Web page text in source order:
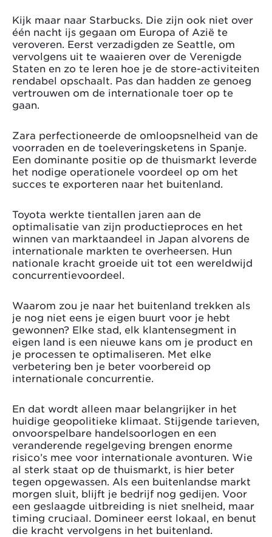
Kijk maar naar Starbucks. Die zijn ook niet over
één nacht ijs gegaan om Europa of Azië te
veroveren. Eerst verzadigden ze Seattle, om
vervolgens uit te waaieren over de Verenigde
Staten en zo te leren hoe je de store-activiteiten
rendabel opschaalt. Pas dan hadden ze genoeg
vertrouwen om de internationale toer op te
gaan.
Zara perfectioneerde de omloopsnelheid van de
voorraden en de toeleveringsketens in Spanje.
Een dominante positie op de thuismarkt leverde
het nodige operationele voordeel op om het
succes te exporteren naar het buitenland.
Toyota werkte tientallen jaren aan de
optimalisatie van zijn productieproces en het
winnen van marktaandeel in Japan alvorens de
internationale markten te overheersen. Hun
nationale kracht groeide uit tot een wereldwijd
concurrentievoordeel.
Waarom zou je naar het buitenland trekken als
je nog niet eens je eigen buurt voor je hebt
gewonnen? Elke stad, elk klantensegment in
eigen land is een nieuwe kans om je product en
je processen te optimaliseren. Met elke
verbetering ben je beter voorbereid op
internationale concurrentie.
En dat wordt alleen maar belangrijker in het
huidige geopolitieke klimaat. Stijgende tarieven,
onvoorspelbare handelsoorlogen en een
veranderende regelgeving brengen enorme
risico’s mee voor internationale avonturen. Wie
al sterk staat op de thuismarkt, is hier beter
tegen opgewassen. Als een buitenlandse markt
morgen sluit, blijft je bedrijf nog gedijen. Voor
een geslaagde uitbreiding is niet snelheid, maar
timing cruciaal. Domineer eerst lokaal, en benut
die kracht vervolgens in het buitenland.